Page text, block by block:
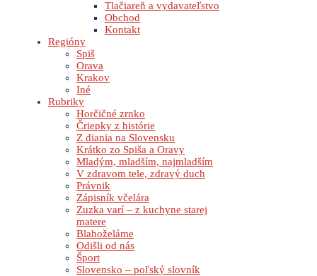
Tlačiareň a vydavateľstvo
Obchod
Kontakt
Regióny
Spiš
Orava
Krakov
Iné
Rubriky
Horčičné zrnko
Čriepky z histórie
Z diania na Slovensku
Krátko zo Spiša a Oravy
Mladým, mladším, najmladším
V zdravom tele, zdravý duch
Právnik
Zápisník včelára
Zuzka varí – z kuchyne starej
matere
Blahoželáme
Odišli od nás
Šport
Slovensko – poľský slovník